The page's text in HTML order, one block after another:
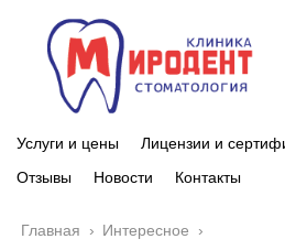
Услуги и цены Лицензии и
Отзывы
Новости Контакты
Главная › Интересное ›